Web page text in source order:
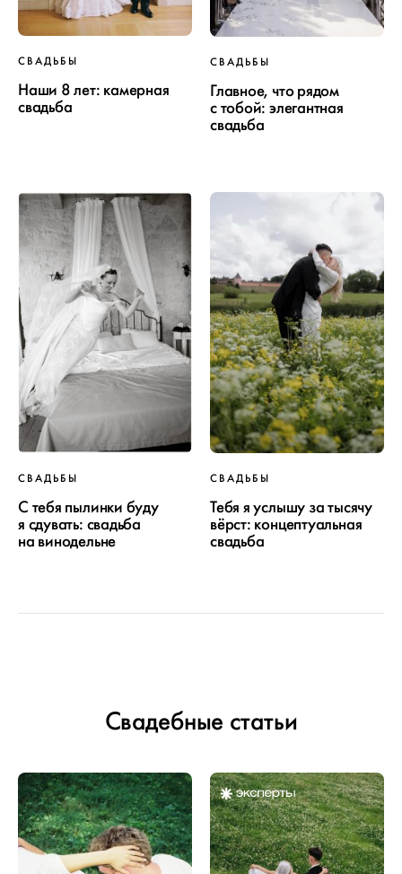
СВАДЬБЫ
Наши 8 лет: камерная
свадьба
СВАДЬБЫ
Главное, что рядом
с тобой: элегантная
свадьба
СВАДЬБЫ
С тебя пылинки буду
я сдувать: свадьба
на винодельне
СВАДЬБЫ
Тебя я услышу за тысячу
вёрст: концептуальная
свадьба
Свадебные статьи